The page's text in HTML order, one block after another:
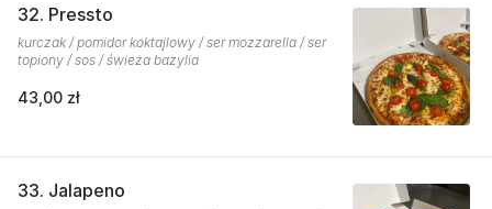
32. Pressto
kurczak / pomidor koktajlowy / ser mozzarella / ser
topiony / sos / świeża bazylia
43,00 zł
33. Jalapeno